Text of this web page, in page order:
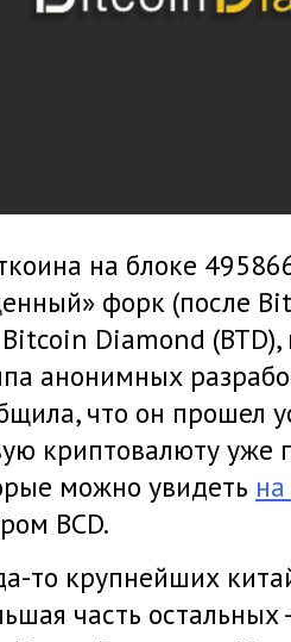
на блоке
форк (после
Diamond (BTD),
анонимных
что он прошел
криптовалюту
можно увидеть
BCD.
то крупнейших
часть